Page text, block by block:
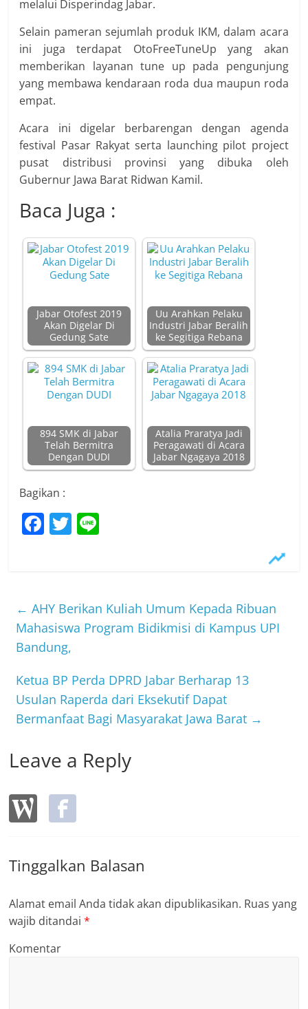
melalui Disperindag Jabar.
Selain pameran sejumlah produk IKM, dalam acara
ini juga terdapat OtoFreeTuneUp yang akan
memberikan layanan tune up pada pengunjung
yang membawa kendaraan roda dua maupun roda
empat.
Acara ini digelar berbarengan dengan agenda
festival Pasar Rakyat serta launching pilot project
pusat distribusi provinsi yang dibuka oleh
Gubernur Jawa Barat Ridwan Kamil.
Baca Juga :
Jabar Otofest 2019
Akan Digelar Di
Gedung Sate
Uu Arahkan Pelaku
Industri Jabar Beralih
ke Segitiga Rebana
894 SMK di Jabar
Telah Bermitra
Dengan DUDI
Atalia Praratya Jadi
Peragawati di Acara
Jabar Ngagaya 2018
Bagikan :
F
b
o
o
k
T
← AHY Berikan Kuliah Umum Kepada Ribuan
Mahasiswa Program Bidikmisi di Kampus UPI
Bandung,
Ketua BP Perda DPRD Jabar Berharap 13
Usulan Raperda dari Eksekutif Dapat
Bermanfaat Bagi Masyarakat Jawa Barat →
Leave a Reply
Tinggalkan Balasan
Alamat email Anda tidak akan dipublikasikan. Ruas yang
wajib ditandai*
Komentar